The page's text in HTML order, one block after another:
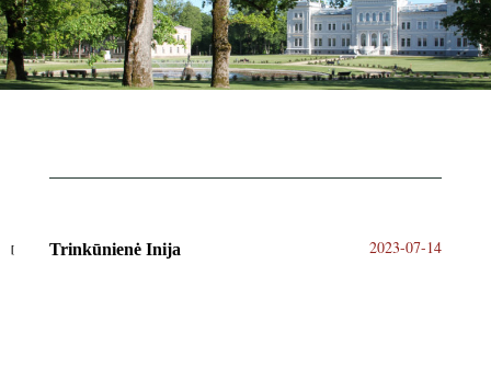
Trinkūnienė Inija 2023-07-14